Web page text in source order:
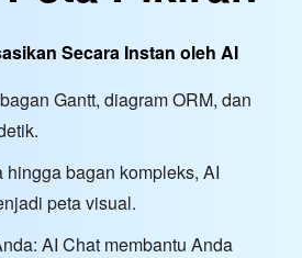
Secara Instan oleh AI
Gantt, diagram ORM, dan
hingga bagan kompleks, AI
peta visual.
AI Chat membantu Anda